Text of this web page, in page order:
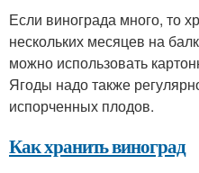
Если винограда много, то
нескольких месяцев на
можно использовать
Ягоды надо также
испорченных плодов.
Как хранить виноград